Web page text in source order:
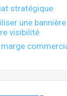
stratégique
une
visibilité
marge